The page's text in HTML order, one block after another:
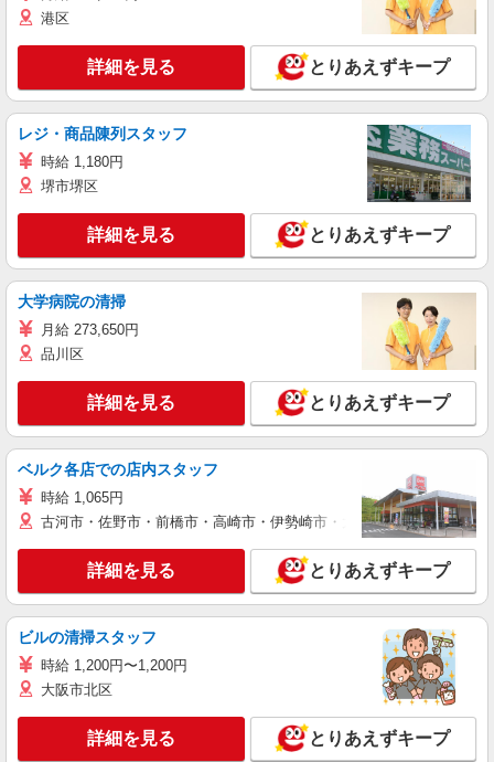
港区
詳細を見る とりあえずキープ
レジ・商品陳列スタッフ
時給 1,180円
堺市堺区
詳細を見る とりあえずキープ
大学病院の清掃
月給 273,650円
品川区
詳細を見る とりあえずキープ
ベルク各店での店内スタッフ
時給 1,065円
古河市・佐野市・前橋市・高崎市・伊勢崎市・太田市・館林市・藤
詳細を見る とりあえずキープ
ビルの清掃スタッフ
時給 1,200円〜1,200円
大阪市北区
詳細を見る とりあえずキープ